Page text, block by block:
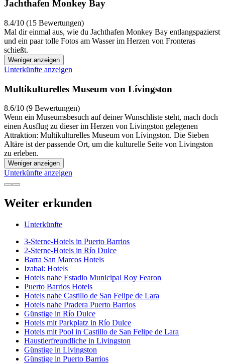
Jachthafen Monkey Bay
8.4/10 (15 Bewertungen)
Mal dir einmal aus, wie du Jachthafen Monkey Bay entlangspazierst
und ein paar tolle Fotos am Wasser im Herzen von Fronteras
schießt.
Weniger anzeigen
Unterkünfte anzeigen
Multikulturelles Museum von Lívingston
8.6/10 (9 Bewertungen)
Wenn ein Museumsbesuch auf deiner Wunschliste steht, mach doch
einen Ausflug zu dieser im Herzen von Livingston gelegenen
Attraktion: Multikulturelles Museum von Lívingston. Die Sieben
Altäre ist der passende Ort, um die kulturelle Seite von Livingston
zu erleben.
Weniger anzeigen
Unterkünfte anzeigen
Weiter erkunden
Unterkünfte
3-Sterne-Hotels in Puerto Barrios
2-Sterne-Hotels in Río Dulce
Barra San Marcos Hotels
Izabal: Hotels
Hotels nahe Estadio Municipal Roy Fearon
Puerto Barrios Hotels
Hotels nahe Castillo de San Felipe de Lara
Hotels nahe Pradera Puerto Barrios
Günstige in Río Dulce
Hotels mit Parkplatz in Río Dulce
Hotels mit Pool in Castillo de San Felipe de Lara
Haustierfreundliche in Livingston
Günstige in Livingston
Günstige in Puerto Barrios